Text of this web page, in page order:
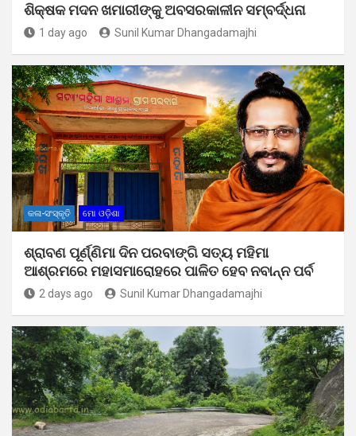
ଶିକ୍ଷକ ମଦନ ଖମାରୀଙ୍କୁ ଅବସରକାଳୀନ ସମ୍ବର୍ଦ୍ଧନା
1 day ago Sunil Kumar Dhangadamajhi
କଳା-ସଂସ୍କୃତି ମୋ ଓଡ଼ିଶା
ଶ୍ରାବଣ ପୂର୍ଣ୍ଣିମା ଦିନ ପରବାଙ୍ଗି ସତ୍ୟ ମହିମା
ଆଶ୍ରମରେ ମହାସମାରୋହରେ ପାଳିତ ହେବ ନବାନ୍ନ ପର୍ବ
2 days ago Sunil Kumar Dhangadamajhi